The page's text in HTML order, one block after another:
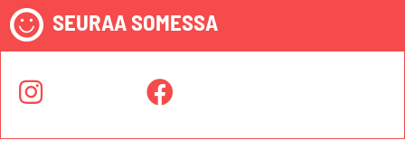
SEURAA SOMESSA